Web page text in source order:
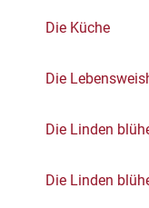
Die Küche
Die
Die Linden
Die Linden